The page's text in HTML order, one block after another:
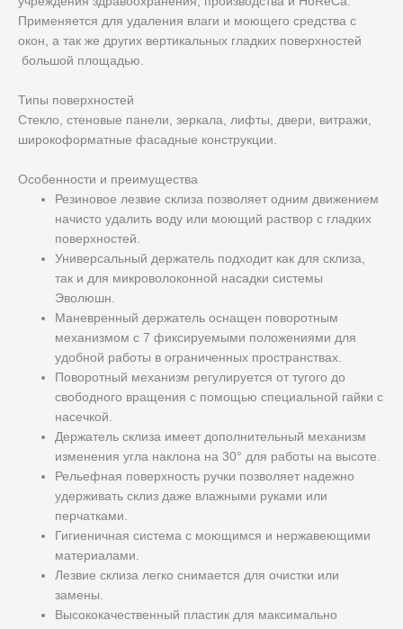
Применяется для удаления влаги и моющего средства с
окон, а так же других вертикальных гладких поверхностей
большой площадью.
Типы поверхностей
Стекло, стеновые панели, зеркала, лифты, двери, витражи,
широкоформатные фасадные конструкции.
Особенности и преимущества
Резиновое лезвие склиза позволяет одним движением
начисто удалить воду или моющий раствор с гладких
поверхностей.
Универсальный держатель подходит как для склиза,
так и для микроволоконной насадки системы
Эволюшн.
Маневренный держатель оснащен поворотным
механизмом с 7 фиксируемыми положениями для
удобной работы в ограниченных пространствах.
Поворотный механизм регулируется от тугого до
свободного вращения с помощью специальной гайки с
насечкой.
Держатель склиза имеет дополнительный механизм
изменения угла наклона на 30° для работы на высоте.
Рельефная поверхность ручки позволяет надежно
удерживать склиз даже влажными руками или
перчатками.
Гигиеничная система с моющимся и нержавеющими
материалами.
Лезвие склиза легко снимается для очистки или
замены.
Высококачественный пластик для максимально